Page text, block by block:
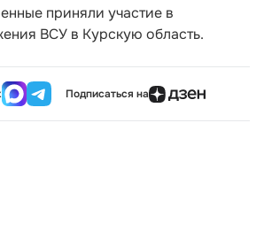
приняли участие в
ВСУ в Курскую область.
Подписаться на